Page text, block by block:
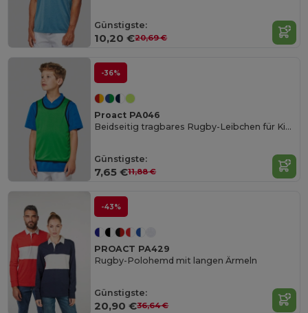
Günstigste:
10,20 €20,69 €
-36%
Proact PA046
Beidseitig tragbares Rugby-Leibchen für Kinder
Günstigste:
7,65 €11,88 €
-43%
PROACT PA429
Rugby-Polohemd mit langen Ärmeln
Günstigste:
20,90 €36,64 €